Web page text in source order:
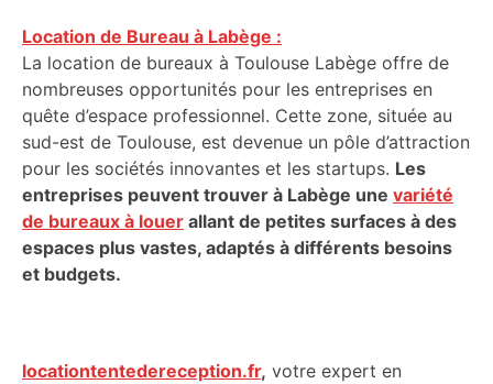
Location de Bureau à Labège :
La location de bureaux à Toulouse Labège offre de
nombreuses opportunités pour les entreprises en
quête d’espace professionnel. Cette zone, située au
sud-est de Toulouse, est devenue un pôle d’attraction
pour les sociétés innovantes et les startups. Les
entreprises peuvent trouver à Labège une variété
de bureaux à louer allant de petites surfaces à des
espaces plus vastes, adaptés à différents besoins
et budgets.
locationtentedereception.fr, votre expert en